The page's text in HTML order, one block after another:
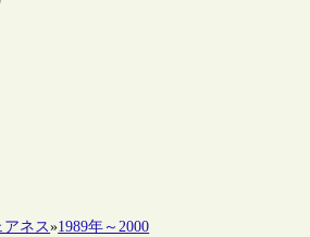
アネス»1989年～2000